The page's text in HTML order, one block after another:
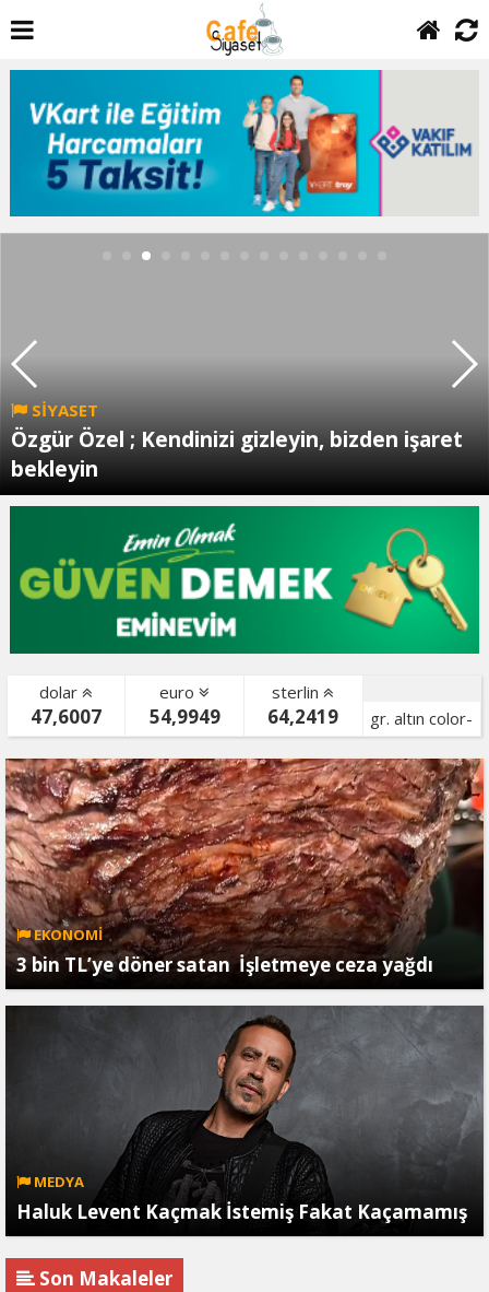
SİYASET
Özgür Özel ; Kendinizi gizleyin, bizden işaret
bekleyin
dolar
47,6007
euro
54,9949
sterlin
64,2419
gr. altın color-
bist color-
EKONOMİ
3 bin TL’ye döner satan İşletmeye ceza yağdı
MEDYA
Haluk Levent Kaçmak İstemiş Fakat Kaçamamış
Son Makaleler